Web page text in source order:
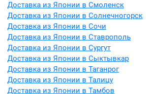
Доставка из Японии в Смоленск
Доставка из Японии в Солнечногорск
Доставка из Японии в Сочи
Доставка из Японии в Ставрополь
Доставка из Японии в Сургут
Доставка из Японии в Сыктывкар
Доставка из Японии в Таганрог
Доставка из Японии в Талицу
Доставка из Японии в Тамбов